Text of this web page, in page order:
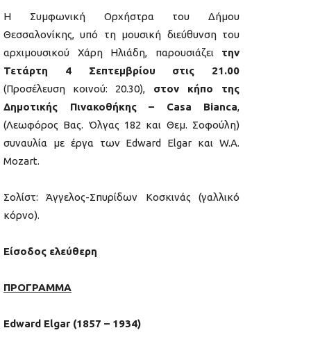
Η Συμφωνική Ορχήστρα του Δήμου
Θεσσαλονίκης, υπό τη μουσική διεύθυνση του
αρχιμουσικού Χάρη Ηλιάδη, παρουσιάζει την
Τετάρτη 4 Σεπτεμβρίου στις 21.00
(Προσέλευση κοινού: 20.30), στον κήπο της
Δημοτικής Πινακοθήκης – Casa Bianca,
(Λεωφόρος Βας. Όλγας 182 και Θεμ. Σοφούλη)
συναυλία με έργα των Edward Elgar και W.A.
Mozart.
Σολίστ: Άγγελος-Σπυρίδων Κοσκινάς (γαλλικό
κόρνο).
Είσοδος ελεύθερη
ΠΡΟΓΡΑΜΜΑ
Edward Elgar (1857 – 1934)